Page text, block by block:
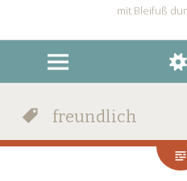
mit Bleifuß
MENU
WIDGETS
SEARCH
freundlich